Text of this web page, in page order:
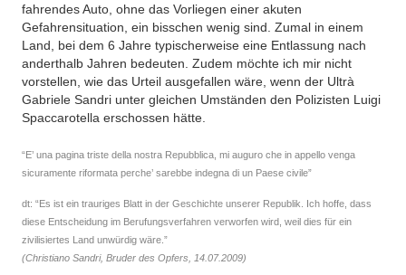
fahrendes Auto, ohne das Vorliegen einer akuten
Gefahrensituation, ein bisschen wenig sind. Zumal in einem
Land, bei dem 6 Jahre typischerweise eine Entlassung nach
anderthalb Jahren bedeuten. Zudem möchte ich mir nicht
vorstellen, wie das Urteil ausgefallen wäre, wenn der Ultrà
Gabriele Sandri unter gleichen Umständen den Polizisten Luigi
Spaccarotella erschossen hätte.
“E’ una pagina triste della nostra Repubblica, mi auguro che in appello venga
sicuramente riformata perche’ sarebbe indegna di un Paese civile”
dt: “Es ist ein trauriges Blatt in der Geschichte unserer Republik. Ich hoffe, dass
diese Entscheidung im Berufungsverfahren verworfen wird, weil dies für ein
zivilisiertes Land unwürdig wäre.”
(Christiano Sandri, Bruder des Opfers, 14.07.2009)